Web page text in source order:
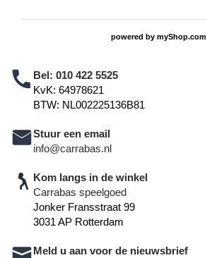
powered by myShop.com
Bel: 010 422 5525
KvK: 64978621
BTW: NL002225136B81
Stuur een email
info@carrabas.nl
Kom langs in de winkel
Carrabas speelgoed
Jonker Fransstraat 99
3031 AP Rotterdam
Meld u aan voor de nieuwsbrief